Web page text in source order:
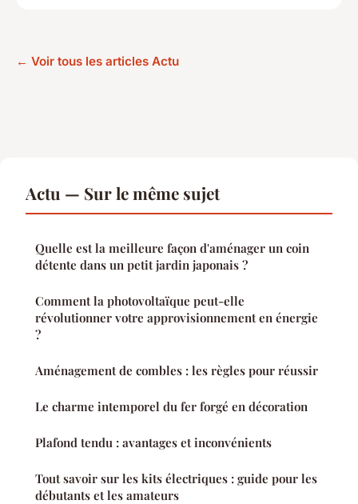
← Voir tous les articles Actu
Actu — Sur le même sujet
Quelle est la meilleure façon d'aménager un coin
détente dans un petit jardin japonais ?
Comment la photovoltaïque peut-elle
révolutionner votre approvisionnement en énergie
?
Aménagement de combles : les règles pour réussir
Le charme intemporel du fer forgé en décoration
Plafond tendu : avantages et inconvénients
Tout savoir sur les kits électriques : guide pour les
débutants et les amateurs